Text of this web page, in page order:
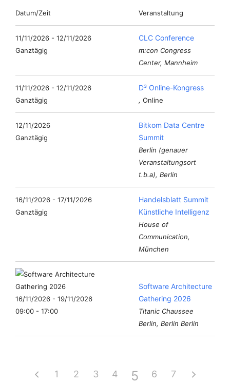
Datum/Zeit Veranstaltung
11/11/2026 - 12/11/2026
Ganztägig
CLC Conference
m:con Congress
Center, Mannheim
11/11/2026 - 12/11/2026
Ganztägig
D³ Online-Kongress
, Online
12/11/2026
Ganztägig
Bitkom Data Centre
Summit
Berlin (genauer
Veranstaltungsort
t.b.a), Berlin
16/11/2026 - 17/11/2026
Ganztägig
Handelsblatt Summit
Künstliche Intelligenz
House of
Communication,
München
16/11/2026 - 19/11/2026
09:00 - 17:00
Software Architecture
Gathering 2026
Titanic Chaussee
Berlin, Berlin Berlin
1 2 3 4 5 6 7